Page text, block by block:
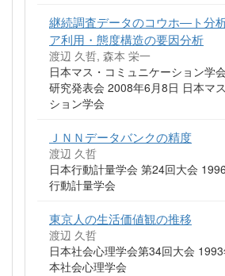
継続調査データのコウホ―ト分
ア利用・態度構造の要因分析
渡辺 久哲, 森本 栄一
日本マス・コミュニケーション学
研究発表会 2008年6月8日 日本マ
ション学会
ＪＮＮデータバンクの精度
渡辺 久哲
日本行動計量学会 第24回大会
行動計量学会
東京人の生活価値観の推移
渡辺 久哲
日本社会心理学会第34回大会
本社会心理学会